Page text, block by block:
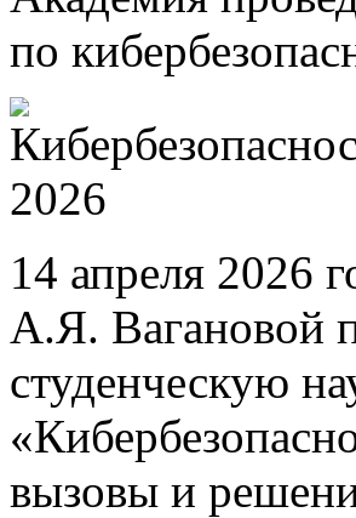
по
14 апреля 2026
А.Я. Вагановой
студенческую
вызовы и